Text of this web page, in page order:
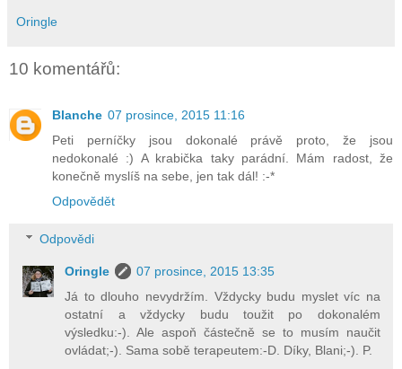
Oringle
10 komentářů:
Blanche 07 prosince, 2015 11:16
Peti perníčky jsou dokonalé právě proto, že jsou
nedokonalé :) A krabička taky parádní. Mám radost, že
konečně myslíš na sebe, jen tak dál! :-*
Odpovědět
Odpovědi
Oringle
07 prosince, 2015 13:35
Já to dlouho nevydržím. Vždycky budu myslet víc na
ostatní a vždycky budu toužit po dokonalém
výsledku:-). Ale aspoň částečně se to musím naučit
ovládat;-). Sama sobě terapeutem:-D. Díky, Blani;-). P.